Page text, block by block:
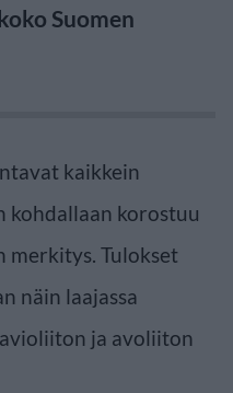
Suomen
kaikkein
kohdallaan korostuu
merkitys. Tulokset
näin laajassa
ja avoliiton